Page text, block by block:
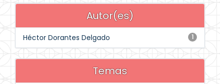
Autor(es)
1
Héctor Dorantes Delgado
Temas